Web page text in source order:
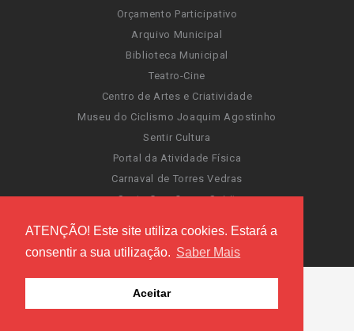
ATENÇÃO! Este site utiliza cookies. Estará a
consentir a sua utilização. Saber Mais
Aceitar
Orçamento Participativo
Arquivo Municipal
Biblioteca Municipal
Teatro-Cine
Centro de Artes e Criatividade
Museu do Ciclismo Joaquim Agostinho
Sentir Cultura
Portal da Atividade Física
Carnaval de Torres Vedras
Santa Cruz Ocean Spirit